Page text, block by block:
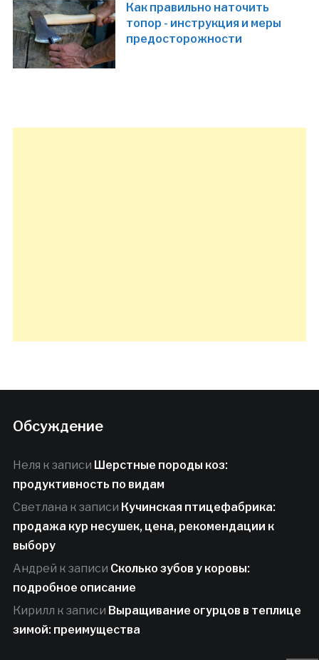
Как правильно наточить
топор - инструкция и меры
предосторожности
Обсуждение
Неля к записи Шерстные породы коз:
продуктивность по видам
Светлана к записи Кучинская птицефабрика:
продажа кур несушек, цена, рекомендации к
выбору
Андрей к записи Сколько зубов у коровы:
подробное описание
Кирилл к записи Выращивание огурцов в теплице
зимой: преимущества